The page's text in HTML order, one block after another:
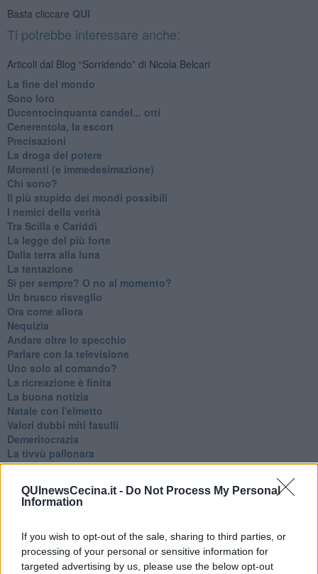
QUInewsCecina.it - Do Not Process My Personal
Information
If you wish to opt-out of the sale, sharing to third parties, or
processing of your personal or sensitive information for
targeted advertising by us, please use the below opt-out
Basta cliccare QUI
Ti potrebbe interessare anche:
Articoli dal Blog “Sorridendo” di Nicola Belcari
La fine del mondo
Sono loro
Ducentocinquanta candel... otti
Cenerentola, la escort
Precisazioni
La droga del potere
Momenti (e immedesimazione)
Chi sono?
Il più stupido dei mondi possibili
I nemici della verità
Tra Scilla e Cariddi
La legge del più forte
Dalla terra alla luna
La tentazione
​Sì per sempre? O no al momento?
Un brusco risveglio
Ora come allora
Nequizia
Andare oltre lo specchio
Parlare con la televisione
Uno solo al comando?
La ricreazione è finita
La buona notizia
Natale con l'elmetto
Valori dubbi miti fasulli
Demeritocrazia
La tivvù pallonara
Halloween
Facile profezia
Il terzo compito
Fu vera gloria?
La guerricciola delle due rose
La truffa all'anziano